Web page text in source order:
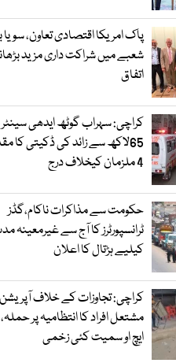
پاک امریکا اقتصادی تعاون، سویا
شعبے میں شراکت داری مزید
اتفاق
کراچی: سہراب گوٹھ ایدھی
65لاکھ سے زائد کی ڈکیتی کا
4 ملزمان کیخلاف درج
حکومت سے مذاکرات ناکام،گڈز
ٹرانسپورٹرز کا آج سے غیرمعینہ
کیلیے ہڑتال کا اعلان
کراچی: تجاوزات کے خلاف
مشتعل افراد کا انتظامیہ پر
ایچ او سمیت کئی زخمی